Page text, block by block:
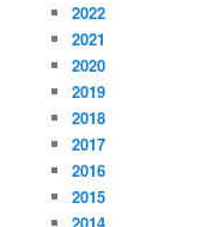
2022
2021
2020
2019
2018
2017
2016
2015